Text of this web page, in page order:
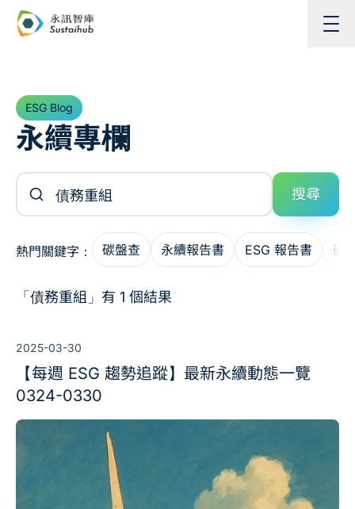
跳至主內容
ESG Blog
永續專欄
搜尋文章
搜尋
熱門關鍵字： 碳盤查 永續報告書 ESG 報告書 碳
「債務重組」有 1 個結果
2025-03-30
【每週 ESG 趨勢追蹤】最新永續動態一覽
0324-0330